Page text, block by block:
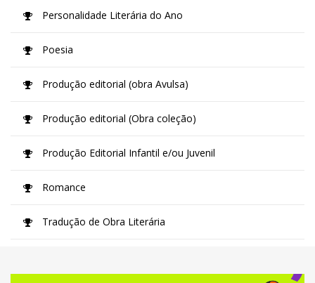
Personalidade Literária do Ano
Poesia
Produção editorial (obra Avulsa)
Produção editorial (Obra coleção)
Produção Editorial Infantil e/ou Juvenil
Romance
Tradução de Obra Literária